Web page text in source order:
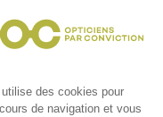
de la vue et
?
centrale d’achats et
indépendants
utilise des cookies pour
de navigation et vous